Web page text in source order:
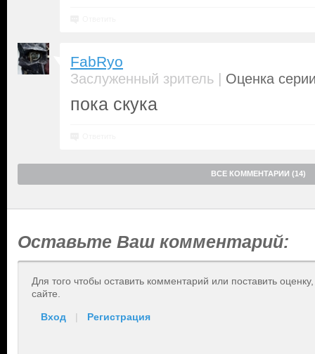
FabRyo
Заслуженный зритель | Оценка
пока скука
ВСЕ КОММЕНТАРИИ (14)
Оставьте Ваш комментарий:
Для того чтобы оставить комментарий или поставить
сайте.
Вход | Регистрация